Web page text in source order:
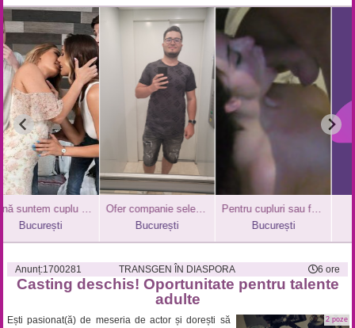
Bună suntem cuplu cautam o fata sau cuplu
Ofer companie selectă și momente fierbinți doamnelor mature
București
Pentru cupluri sau femei
București
Anunț:1700281 TRANSGEN ÎN DIASPORA 6 ore
Casting deschis! Oportunitate pentru talente
adulte
Ești pasionat(ă) de meseria de actor și dorești să
2 poze